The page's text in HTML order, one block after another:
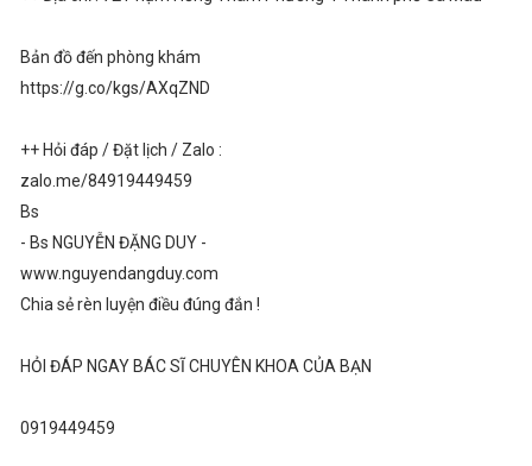
Bản đồ đến phòng khám
https://g.co/kgs/AXqZND
++ Hỏi đáp / Đặt lịch / Zalo :
zalo.me/84919449459
Bs
- Bs NGUYỄN ĐẶNG DUY -
www.nguyendangduy.com
Chia sẻ rèn luyện điều đúng đắn !
HỎI ĐÁP NGAY BÁC SĨ CHUYÊN KHOA CỦA BẠN
0919449459